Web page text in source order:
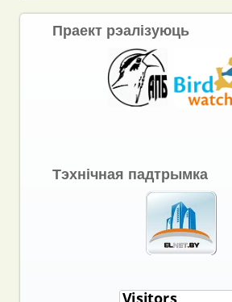
Праект рэалізуюць
Тэхнічная падтрымка